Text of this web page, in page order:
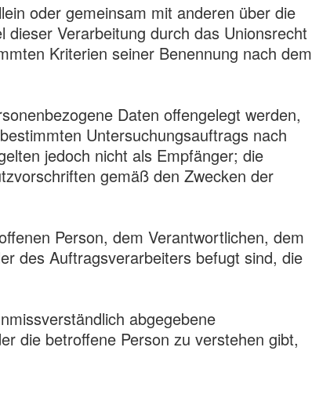
oder gemeinsam mit anderen über die
Verarbeitung durch das Unionsrecht
Kriterien seiner Benennung nach dem
Daten offengelegt werden,
Untersuchungsauftrags nach
jedoch nicht als Empfänger; die
gemäß den Zwecken der
Person, dem Verantwortlichen, dem
des Auftragsverarbeiters befugt sind, die
abgegebene
die betroffene Person zu verstehen gibt,